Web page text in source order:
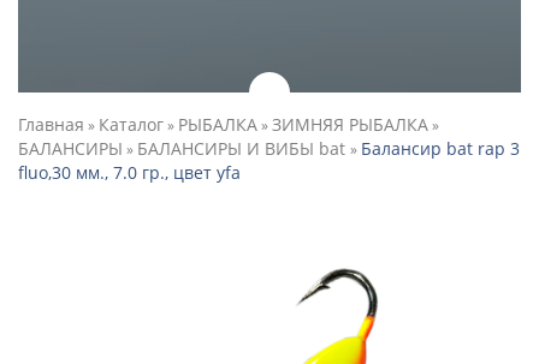
Главная » Каталог» РЫБАЛКА»ЗИМНЯЯ РЫБАЛКА»
БАЛАНСИРЫ » БАЛАНСИРЫ И ВИБЫ bat » Балансир bat rap 3
fluo,30 мм., 7.0 гр., цвет yfa